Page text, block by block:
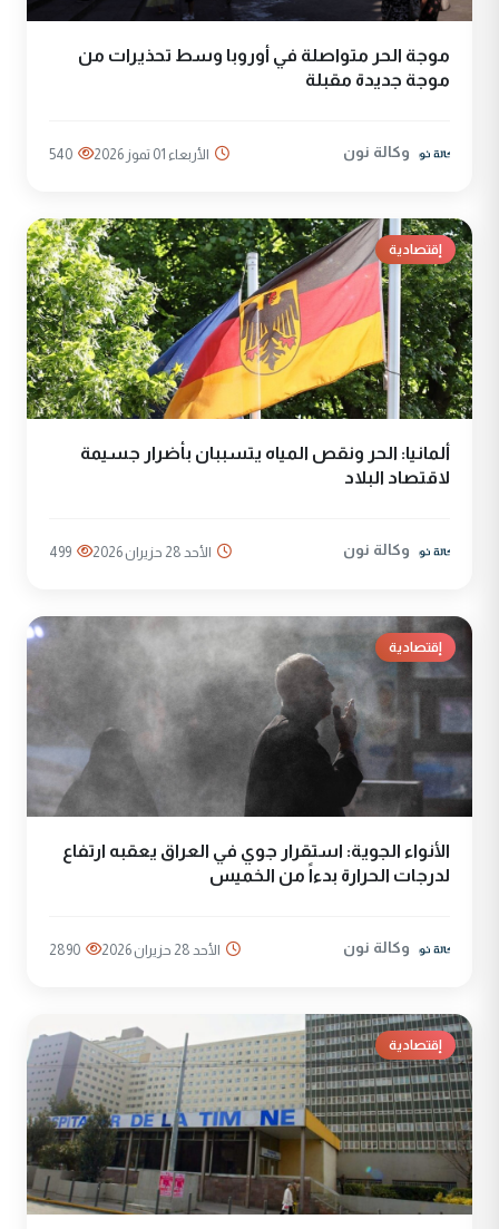
موجة الحر متواصلة في أوروبا وسط تحذيرات من
موجة جديدة مقبلة
وكالة نون الأربعاء 01 تموز 2026 540
إقتصادية
ألمانيا: الحر ونقص المياه يتسببان بأضرار جسيمة
لاقتصاد البلاد
وكالة نون الأحد 28 حزيران 2026 499
إقتصادية
الأنواء الجوية: استقرار جوي في العراق يعقبه ارتفاع
لدرجات الحرارة بدءاً من الخميس
وكالة نون الأحد 28 حزيران 2026 2890
إقتصادية